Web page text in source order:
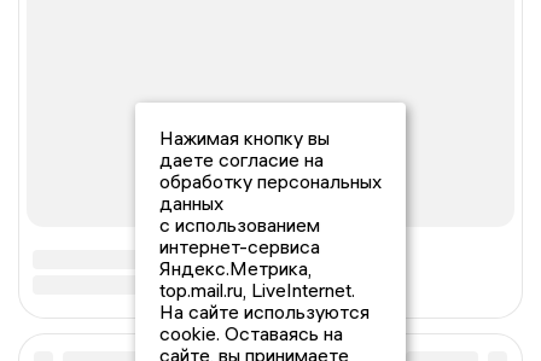
Нажимая кнопку вы
даете согласие на
обработку персональных
данных
с использованием
интернет-сервиса
Яндекс.Метрика,
top.mail.ru, LiveInternet.
На сайте используются
cookie. Оставаясь на
сайте, вы принимаете